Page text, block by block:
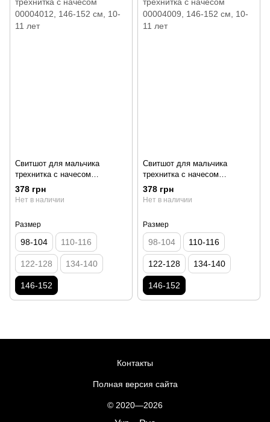
Свитшот для мальчика
трехнитка с начесом
00004012, 146-152 см, 10-11
лет
378 грн
Нет в наличии
Размер
98-104 110-116
122-128 134-140
146-152
Свитшот для мальчика
трехнитка с начесом
00004009, 146-152 см, 10-11
лет
378 грн
Нет в наличии
Размер
98-104 110-116
122-128 134-140
146-152
Контакты
Полная версия сайта
© 2020—2026